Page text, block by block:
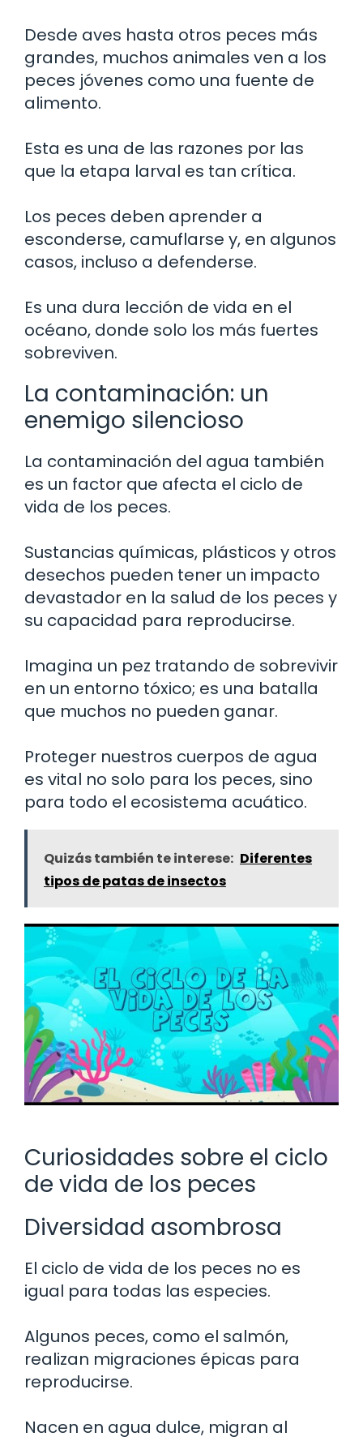
Desde aves hasta otros peces más
grandes, muchos animales ven a los
peces jóvenes como una fuente de
alimento.
Esta es una de las razones por las
que la etapa larval es tan crítica.
Los peces deben aprender a
esconderse, camuflarse y, en algunos
casos, incluso a defenderse.
Es una dura lección de vida en el
océano, donde solo los más fuertes
sobreviven.
La contaminación: un
enemigo silencioso
La contaminación del agua también
es un factor que afecta el ciclo de
vida de los peces.
Sustancias químicas, plásticos y otros
desechos pueden tener un impacto
devastador en la salud de los peces y
su capacidad para reproducirse.
Imagina un pez tratando de sobrevivir
en un entorno tóxico; es una batalla
que muchos no pueden ganar.
Proteger nuestros cuerpos de agua
es vital no solo para los peces, sino
para todo el ecosistema acuático.
Quizás también te interese: Diferentes
tipos de patas de insectos
Curiosidades sobre el ciclo
de vida de los peces
Diversidad asombrosa
El ciclo de vida de los peces no es
igual para todas las especies.
Algunos peces, como el salmón,
realizan migraciones épicas para
reproducirse.
Nacen en agua dulce, migran al